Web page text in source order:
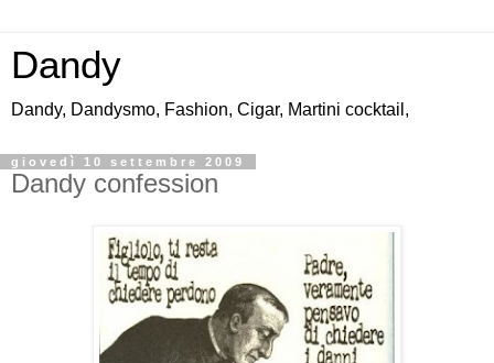
Dandy
Dandy, Dandysmo, Fashion, Cigar, Martini cocktail,
giovedì 10 settembre 2009
Dandy confession